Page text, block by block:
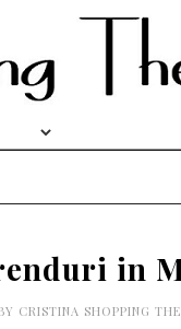
in
CRISTINA SHOPPING